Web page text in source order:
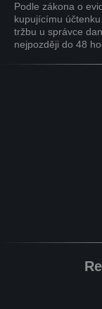
Podle zákona o
kupujícímu
tržbu u správce
nejpozději do 48